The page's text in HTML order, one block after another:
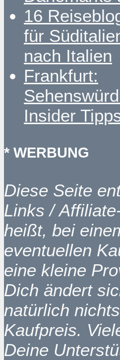
16
für
nach Italien
Frankfurt:
Insider
* WERBUNG
Diese Seite
Links /
heißt, bei
eventuellen
eine kleine
Dich ändert
natürlich
Kaufpreis.
Deine